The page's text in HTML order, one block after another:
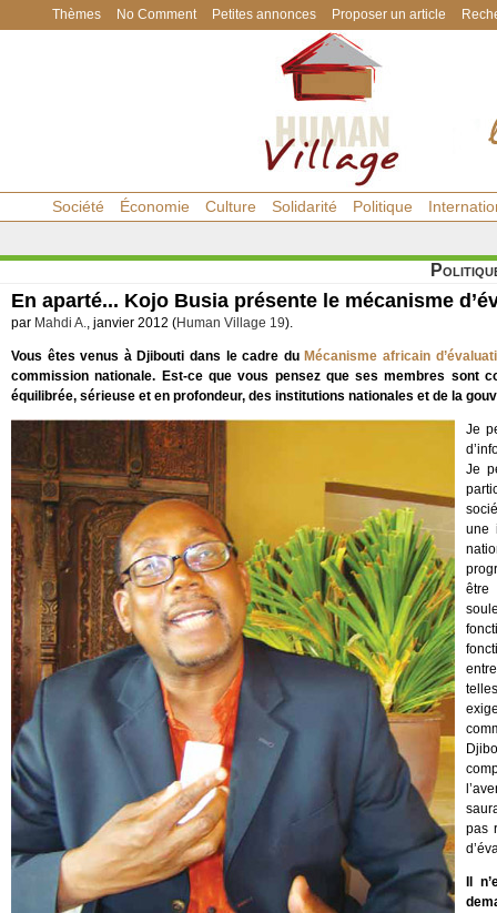
Thèmes No Comment Petites annonces Proposer un article
Société Économie Culture Solidarité Politique
En aparté... Kojo Busia présente le mécanisme
par Mahdi A., janvier 2012 (Human Village 19).
Vous êtes venus à Djibouti dans le cadre du Mécanisme africain
commission nationale. Est-ce que vous pensez que ses membres sont
équilibrée, sérieuse et en profondeur, des institutions nationales et de la
Je
Je
une
être
pas
Il